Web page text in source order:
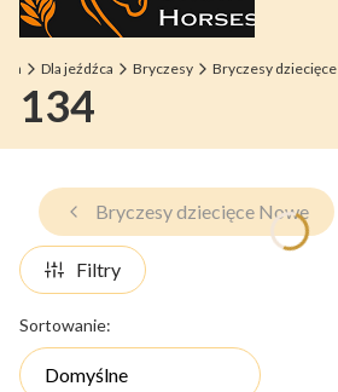
Dla jeźdźca Bryczesy Bryczesy dziecięce
134
Bryczesy dziecięce Nowe
Filtry
Lista produktów
Sortowanie:
Domyślne